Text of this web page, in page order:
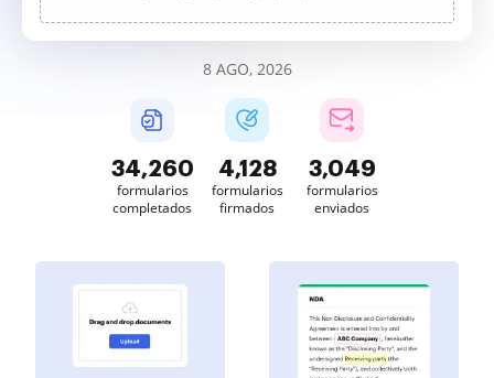
8 AGO, 2026
34,260
formularios
completados
4,128
formularios
firmados
3,049
formularios
enviados